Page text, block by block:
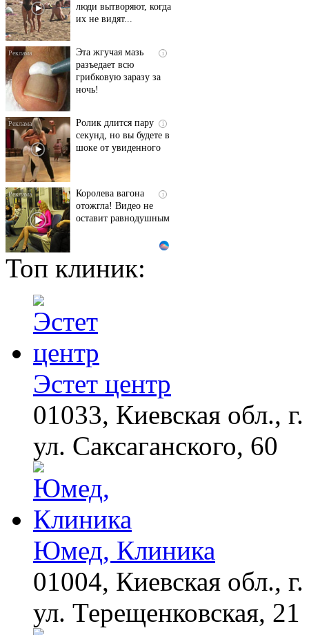
люди вытворяют, когда
их не видят...
i
Эта жгучая мазь
разъедает всю
грибковую заразу за
ночь!
i
Ролик длится пару
секунд, но вы будете в
шоке от увиденного
i
Королева вагона
отожгла! Видео не
оставит равнодушным
Грибок на ногтях
стирается как
Ногти будут чистыми!
убьет грибок,
Ржу не переставая, это
видео пересмотришь
оставит вас без слов!
Пересмотрела 10 раз
i
Обнаружена тайная
семья пропавшего
Усольцева: вторая
жена и дочь
i
"Потеряли стыд в
погоне за "Диором":
Топ клиник:
Эстет центр
01033, Киевская обл.,
ул. Саксаганского, 60
Юмед, Клиника
01004, Киевская обл.,
ул. Терещенковская, 21